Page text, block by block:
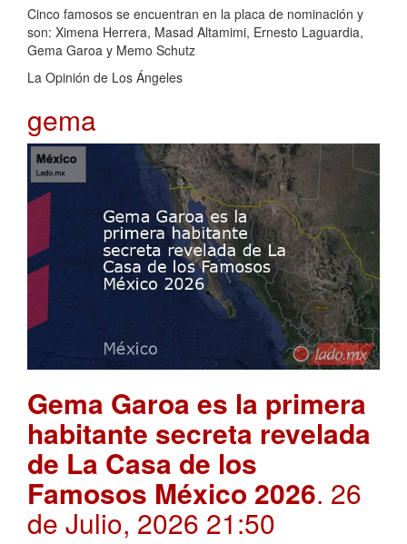
Cinco famosos se encuentran en la placa de nominación y
son: Ximena Herrera, Masad Altamimi, Ernesto Laguardia,
Gema Garoa y Memo Schutz
La Opinión de Los Ángeles
gema
Gema Garoa es la primera
habitante secreta revelada
de La Casa de los
Famosos México 2026. 26
de Julio, 2026 21:50